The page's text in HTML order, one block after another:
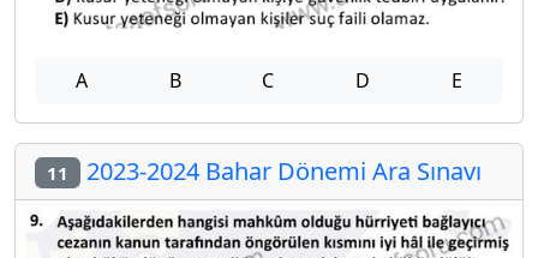
A B C D E
11 2023-2024 Bahar Dönemi Ara Sınavı